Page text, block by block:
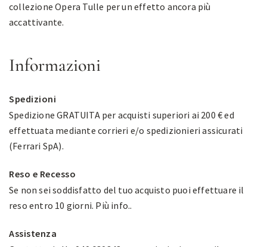
collezione Opera Tulle per un effetto ancora più
accattivante.
Informazioni
Spedizioni
Spedizione GRATUITA per acquisti superiori ai 200 € ed
effettuata mediante corrieri e/o spedizionieri assicurati
(Ferrari SpA).
Reso e Recesso
Se non sei soddisfatto del tuo acquisto puoi effettuare il
reso entro 10 giorni. Più info..
Assistenza